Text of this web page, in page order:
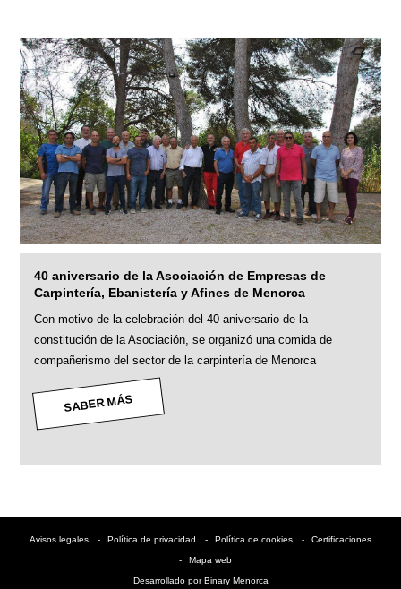
40 aniversario de la Asociación de Empresas de
Carpintería, Ebanistería y Afines de Menorca
Con motivo de la celebración del 40 aniversario de la
constitución de la Asociación, se organizó una comida de
compañerismo del sector de la carpintería de Menorca
SABER MÁS
Avisos legales Política de privacidad Política de cookies Certificaciones
Mapa web
Desarrollado porBinary Menorca